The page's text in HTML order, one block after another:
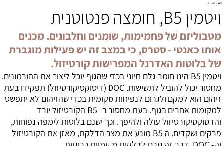
Diet2All:
שמאחורי
המושלם.
ויטמין B5, חומצה פנטוטנית
מטבוליזם של פחמימות, שומנים וחלבונים. מכנים
אותו כאנטי - סטרס, כי במצב זה יש פעילות מוגברת
של בלוטות האדרנל המפרישות קורטיזול.
ויטמין B5 הינו חומר גלם חיוני בכדי שהגוף יוכל ליצור את ההורמונים.
מחסור יכול להוביל לתשישות. DOC (דיסוקסיקורטיזול) תפקידו בעת
זיהום הוא למקם ולגרום לנפיחות מקומית בכדי שהזיהום לא יתפשט
למקומות אחרים בגוף. בעת מחסור ב- B5 הקורטיזול יורד
והדסוקסיקורטיזול עולה ולהיפך. וכך ישנם בלוטות לימפה נפוחות,
פרקים ושקדים. ה B5 מונע את מצב הדלקת, מאזן את הקורטיזול